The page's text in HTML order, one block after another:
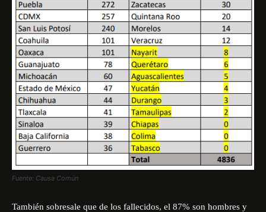
Fuente: Causa Común
También sobresale que de los fallecidos, el 87% son hombres y